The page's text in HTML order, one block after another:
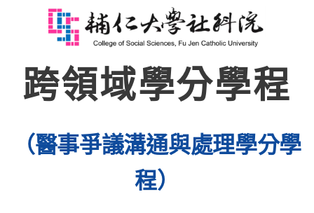
跨領域學分學程
（醫事爭議溝通與處理學分學
程）